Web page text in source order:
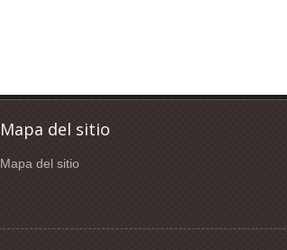
Mapa del sitio
Mapa del sitio